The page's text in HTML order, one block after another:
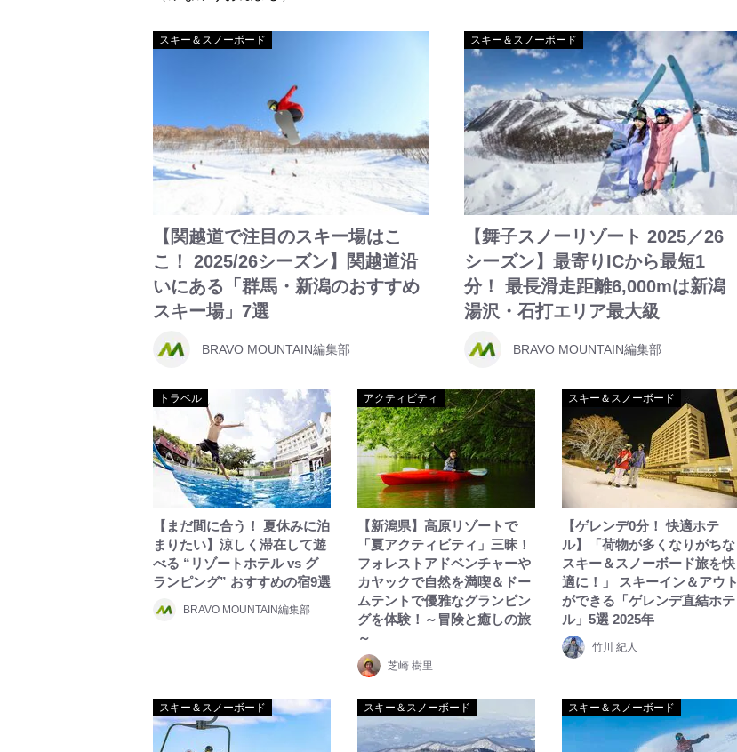
スキー＆スノーボード
【関越道で注目のスキー場はこ
こ！ 2025/26シーズン】関越道沿
いにある「群馬・新潟のおすすめ
スキー場」7選
BRAVO MOUNTAIN編集部
スキー＆スノーボード
【舞子スノーリゾート 2025／26
シーズン】最寄りICから最短1
分！ 最長滑走距離6,000mは新潟
湯沢・石打エリア最大級
BRAVO MOUNTAIN編集部
トラベル
【まだ間に合う！ 夏休みに泊
まりたい】涼しく滞在して遊
べる “リゾートホテル vs グ
ランピング” おすすめの宿9選
BRAVO MOUNTAIN編集部
アクティビティ
【新潟県】高原リゾートで
「夏アクティビティ」三昧！
フォレストアドベンチャーや
カヤックで自然を満喫＆ドー
ムテントで優雅なグランピン
グを体験！～冒険と癒しの旅
～
芝崎 樹里
スキー＆スノーボード
【ゲレンデ0分！ 快適ホテ
ル】「荷物が多くなりがちな
スキー＆スノーボード旅を快
適に！」 スキーイン＆アウト
ができる「ゲレンデ直結ホテ
ル」5選 2025年
竹川 紀人
スキー＆スノーボード スキー＆スノーボード スキー＆スノーボード